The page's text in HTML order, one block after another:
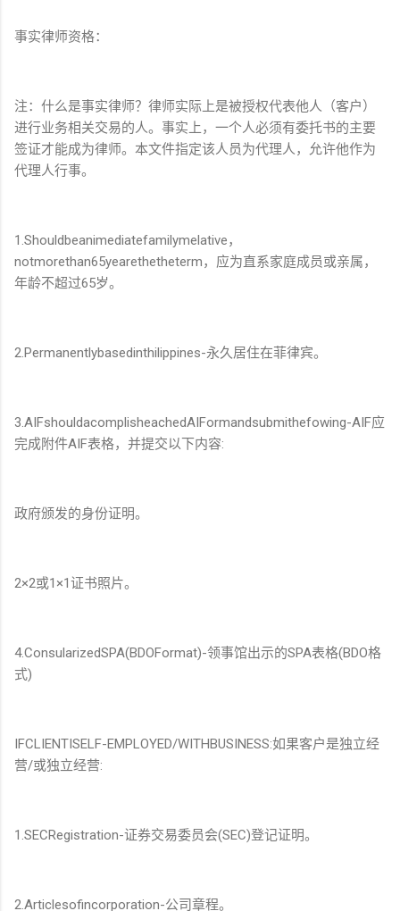
事实律师资格：
注：什么是事实律师？律师实际上是被授权代表他人（客户）
进行业务相关交易的人。事实上，一个人必须有委托书的主要
签证才能成为律师。本文件指定该人员为代理人，允许他作为
代理人行事。
1.Shouldbeanimediatefamilymelative，
notmorethan65yearethetheterm，应为直系家庭成员或亲属，
年龄不超过65岁。
2.Permanentlybasedinthilippines-永久居住在菲律宾。
3.AIFshouldacomplisheachedAIFormandsubmithefowing-AIF应
完成附件AIF表格，并提交以下内容:
政府颁发的身份证明。
2×2或1×1证书照片。
4.ConsularizedSPA(BDOFormat)-领事馆出示的SPA表格(BDO格
式)
IFCLIENTISELF-EMPLOYED/WITHBUSINESS:如果客户是独立经
营/或独立经营:
1.SECRegistration-证券交易委员会(SEC)登记证明。
2.Articlesofincorporation-公司章程。